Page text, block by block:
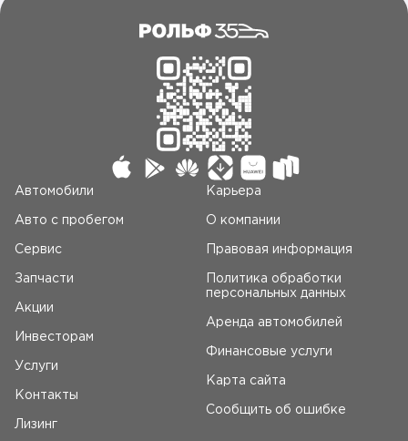
Автомобили
Авто c пробегом
Сервис
Запчасти
Акции
Инвесторам
Услуги
Контакты
Лизинг
Карьера
О компании
Правовая информация
Политика обработки
персональных данных
Аренда автомобилей
Финансовые услуги
Карта сайта
Сообщить об ошибке